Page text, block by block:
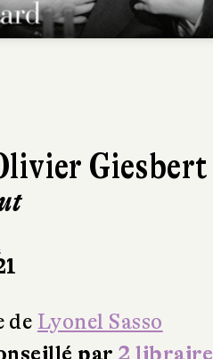
Giesbert
de Lyonel Sasso
par2